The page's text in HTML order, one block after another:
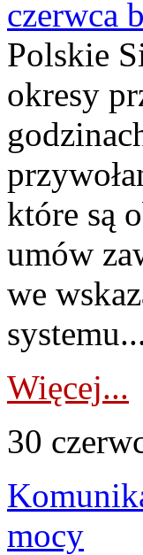
czerwca
Polskie
okresy
które są
umów
we
Więcej...
30
mocy